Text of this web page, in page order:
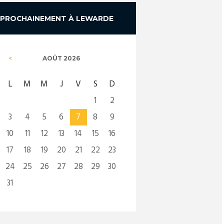
PROCHAINEMENT À LEWARDE
AOÛT 2026
L M M J V S
D
1
2
3
4 5 6 7 8
9
10
11 12 13 14 15
16
17
18 19 20 21 22
23
24
25 26 27 28 29
30
31